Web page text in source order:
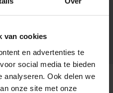
van cookies
en advertenties te
social media te bieden
analyseren. Ook delen we
onze site met onze